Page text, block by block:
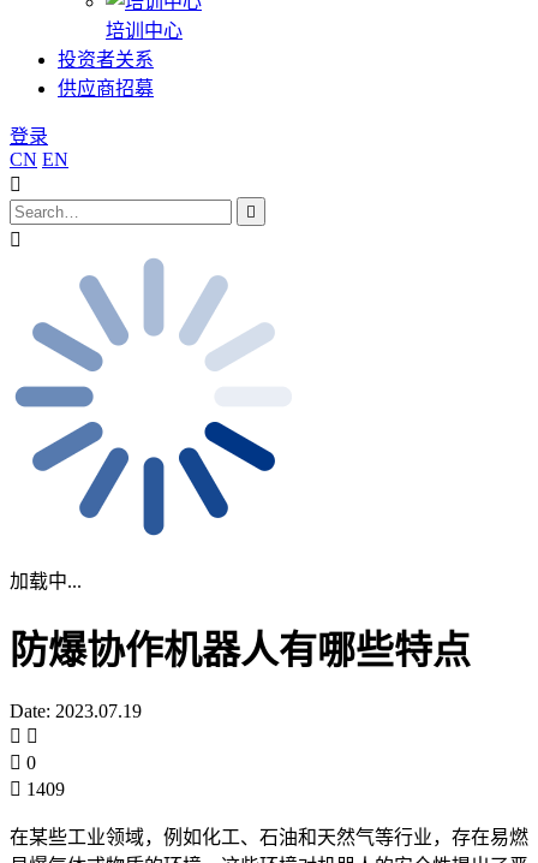
培训中心
投资者关系
供应商招募
登录
CN EN
加载中...
防爆协作机器人有哪些特点
Date: 2023.07.19
0
1409
在某些工业领域，例如化工、石油和天然气等行业，存在易燃